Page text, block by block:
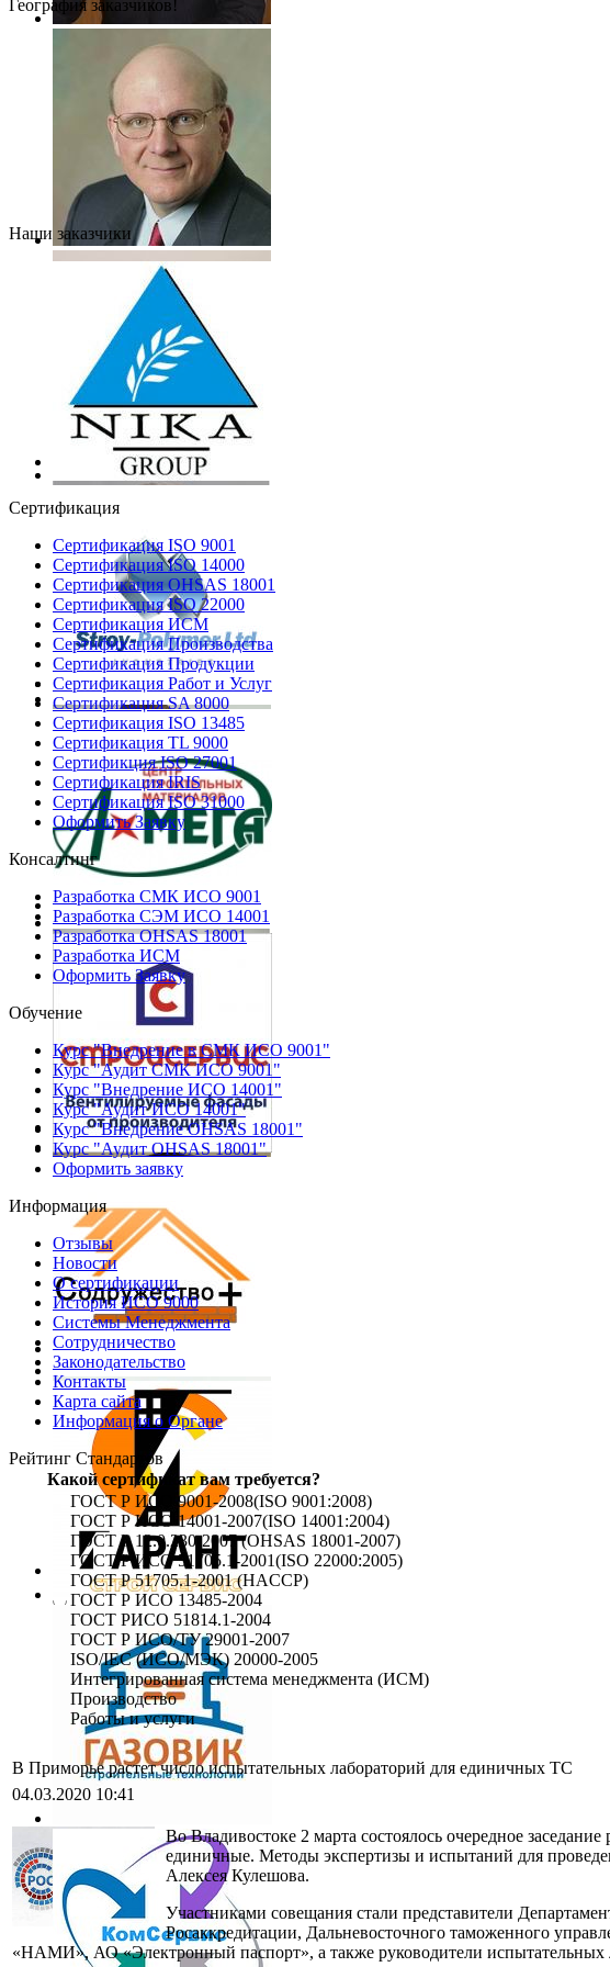
География заказчиков!
Наши заказчики
Сертификация
Сертификация ISO 9001
Сертификация ISO 14000
Сертификация OHSAS 18001
Сертификация ISO 22000
Сертификация ИСМ
Сертификация Производства
Сертификация Продукции
Сертификация Работ и Услуг
Сертификация SA 8000
Сертификация ISO 13485
Сертификация TL 9000
Сертификция ISO 27001
Сертификация IRIS
Сертификация ISO 31000
Оформить Заявку
Консалтинг
Разработка СМК ИСО 9001
Разработка СЭМ ИСО 14001
Разработка OHSAS 18001
Разработка ИСМ
Оформить Заявку
Обучение
Курс "Внедрение в СМК ИСО 9001"
Курс "Аудит СМК ИСО 9001"
Курс "Внедрение ИСО 14001"
Курс "Аудит ИСО 14001"
Курс "Внедрение OHSAS 18001"
Курс "Аудит OHSAS 18001"
Оформить заявку
Информация
Отзывы
Новости
О сертификации
История ИСО 9000
Системы Менеджмента
Сотрудничество
Законодательство
Контакты
Карта сайта
Информация о Органе
Рейтинг Стандартов
Какой сертификат вам требуется?
ГОСТ Р ИСО 9001-2008(ISO 9001:2008)
ГОСТ Р ИСО 14001-2007(ISO 14001:2004)
ГОСТ Р 12.0.230-2007 (OHSAS 18001-2007)
ГОСТ Р ИСО 51705.1-2001(ISO 22000:2005)
ГОСТ Р 51705.1-2001 (HACCP)
ГОСТ Р ИСО 13485-2004
ГОСТ РИСО 51814.1-2004
ГОСТ Р ИСО/ТУ 29001-2007
ISO/IEC (ИСО/МЭК) 20000-2005
Интегрированная система менеджмента (ИСМ)
Производство
Работы и услуги
В Приморье растет число испытательных лабораторий для единичных ТС
04.03.2020 10:41
Во Владивостоке 2 марта состоялось очередное
единичные. Методы экспертизы и испытаний для
Алексея Кулешова.
Участниками совещания стали представители
Росаккредитации, Дальневосточного таможенного
«НАМИ», АО «Электронный паспорт», а также руководители испытательных